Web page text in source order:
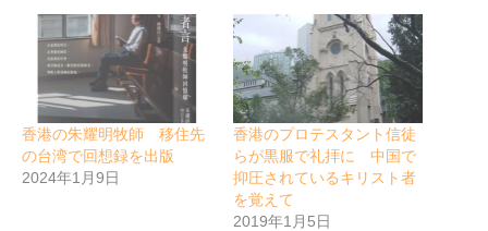
香港の朱耀明牧師 移住先
の台湾で回想録を出版
2024年1月9日
香港のプロテスタント信徒
らが黒服で礼拝に 中国で
抑圧されているキリスト者
を覚えて
2019年1月5日